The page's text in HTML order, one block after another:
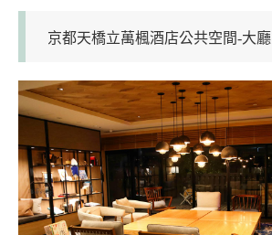
京都天橋立萬楓酒店公共空間-大廳